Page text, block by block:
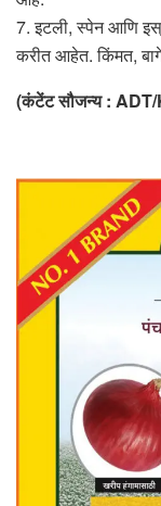
7. इटली, स्पेन आणि
करीत आहेत. किंमत,
(कंटेंट सौजन्य : ADT/